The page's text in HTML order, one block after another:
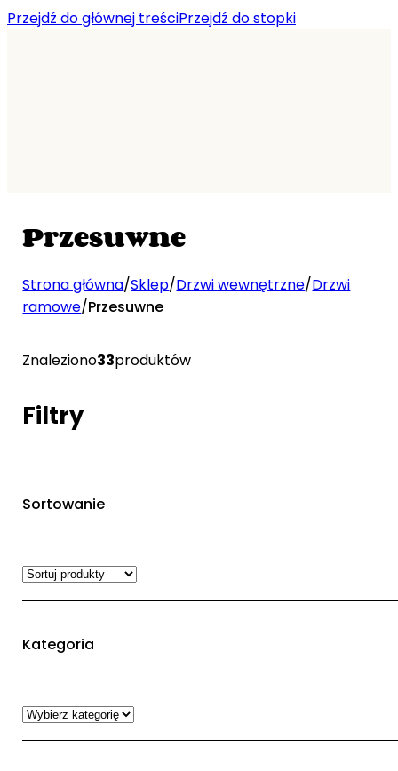
Przejdź do głównej treściPrzejdź do stopki
Przesuwne
Strona główna/Sklep/Drzwi wewnętrzne/Drzwi
ramowe/Przesuwne
Znaleziono33produktów
Filtry
Sortowanie
Kategoria